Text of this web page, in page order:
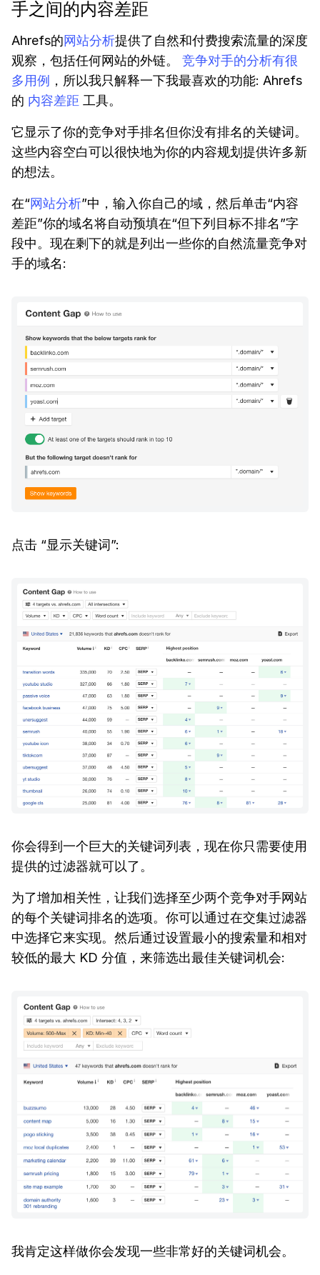
手之间的内容差距
Ahrefs的网站分析提供了自然和付费搜索流量的深度
观察，包括任何网站的外链。 竞争对手的分析有很
多用例 ，所以我只解释一下我最喜欢的功能: Ahrefs
的 内容差距 工具。
它显示了你的竞争对手排名但你没有排名的关键词。
这些内容空白可以很快地为你的内容规划提供许多新
的想法。
在“网站分析”中，输入你自己的域，然后单击“内容
差距”你的域名将自动预填在“但下列目标不排名”字
段中。现在剩下的就是列出一些你的自然流量竞争对
手的域名:
点击 “显示关键词”:
你会得到一个巨大的关键词列表，现在你只需要使用
提供的过滤器就可以了。
为了增加相关性，让我们选择至少两个竞争对手网站
的每个关键词排名的选项。你可以通过在交集过滤器
中选择它来实现。然后通过设置最小的搜索量和相对
较低的最大 KD 分值，来筛选出最佳关键词机会:
我肯定这样做你会发现一些非常好的关键词机会。